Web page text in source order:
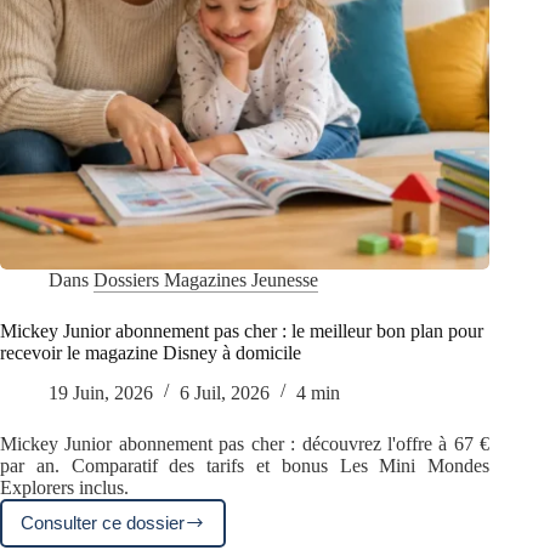
Dans Dossiers Magazines Jeunesse
Mickey Junior abonnement pas cher : le meilleur bon plan pour
recevoir le magazine Disney à domicile
19 Juin, 2026
6 Juil, 2026 4 min
Mickey Junior abonnement pas cher : découvrez l'offre à 67 €
par an. Comparatif des tarifs et bonus Les Mini Mondes
Explorers inclus.
Consulter ce dossier
Mickey